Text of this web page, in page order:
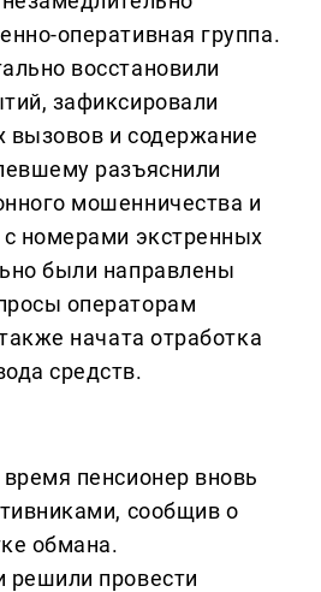
оперативная группа.
восстановили
зафиксировали
вызовов и содержание
разъяснили
мошенничества и
номерами экстренных
были направлены
операторам
начата отработка
средств.
пенсионер вновь
сообщив о
обмана.
решили провести